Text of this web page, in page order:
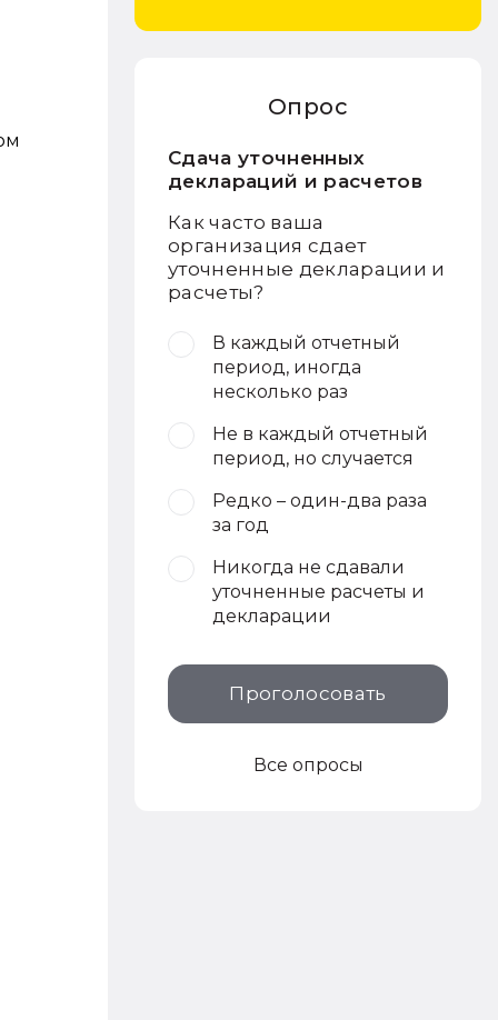
Опрос
Сдача уточненных
деклараций и расчетов
Как часто ваша
организация сдает
уточненные декларации и
расчеты?
В каждый отчетный
период, иногда
несколько раз
Не в каждый отчетный
период, но случается
Редко – один-два раза
за год
Никогда не сдавали
уточненные расчеты и
декларации
Проголосовать
Все опросы